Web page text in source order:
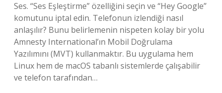
Ses. “Ses Eşleştirme” özelliğini seçin ve “Hey Google”
komutunu iptal edin. Telefonun izlendiği nasıl
anlaşılır? Bunu belirlemenin nispeten kolay bir yolu
Amnesty International’ın Mobil Doğrulama
Yazılımını (MVT) kullanmaktır. Bu uygulama hem
Linux hem de macOS tabanlı sistemlerde çalışabilir
ve telefon tarafından…